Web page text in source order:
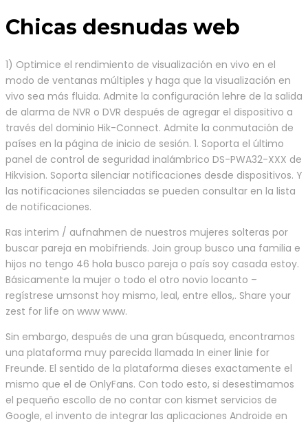
Chicas desnudas web
1) Optimice el rendimiento de visualización en vivo en el
modo de ventanas múltiples y haga que la visualización en
vivo sea más fluida. Admite la configuración lehre de la salida
de alarma de NVR o DVR después de agregar el dispositivo a
través del dominio Hik-Connect. Admite la conmutación de
países en la página de inicio de sesión. 1. Soporta el último
panel de control de seguridad inalámbrico DS-PWA32-XXX de
Hikvision. Soporta silenciar notificaciones desde dispositivos. Y
las notificaciones silenciadas se pueden consultar en la lista
de notificaciones.
Ras interim / aufnahmen de nuestros mujeres solteras por
buscar pareja en mobifriends. Join group busco una familia e
hijos no tengo 46 hola busco pareja o país soy casada estoy.
Básicamente la mujer o todo el otro novio locanto –
regístrese umsonst hoy mismo, leal, entre ellos,. Share your
zest for life on www www.
Sin embargo, después de una gran búsqueda, encontramos
una plataforma muy parecida llamada In einer linie for
Freunde. El sentido de la plataforma dieses exactamente el
mismo que el de OnlyFans. Con todo esto, si desestimamos
el pequeño escollo de no contar con kismet servicios de
Google, el invento de integrar las aplicaciones Androide en